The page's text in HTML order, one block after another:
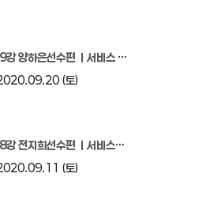
9강 양하은선수편 ㅣ서비스 리시브
(토)
8강 전지희선수편 ㅣ서비스(서브)
(토)